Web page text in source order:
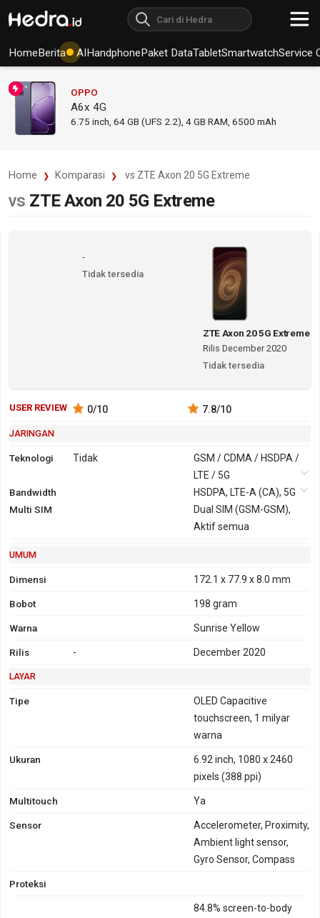
HomeBerita AIHandphonePaket DataTabletSmartwatchService
OPPO
A6x 4G
6.75 inch, 64 GB (UFS 2.2), 4 GB RAM 6500 mAh
Home Komparasi vs ZTE Axon 20 5G Extreme
vs ZTE Axon 20 5G Extreme
-
Tidak tersedia
ZTE Axon 20 5G Extreme
Rilis December 2020
Tidak tersedia
USER REVIEW 0/10 7.8/10
JARINGAN
Teknologi Tidak
GSM / CDMA / HSDPA /
LTE / 5G
2G
3G
Bandwidth
HSDPA, LTE-A (CA), 5G
Multi SIM
Dual SIM (GSM-GSM),
Aktif semua
UMUM
Dimensi 172.1 x 77.9 x 8.0 mm
Bobot 198 gram
Warna Sunrise Yellow
Rilis - December 2020
LAYAR
Tipe
OLED Capacitive
touchscreen, 1 milyar
warna
Ukuran
6.92 inch, 1080 x 2460
pixels (388 ppi)
Multitouch Ya
Sensor
Accelerometer, Proximity,
Ambient light sensor,
Gyro Sensor, Compass
Proteksi
84.8% screen-to-body